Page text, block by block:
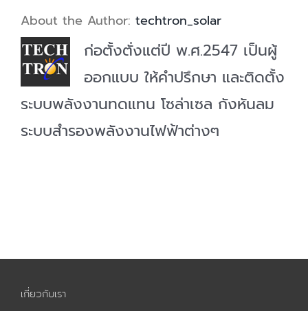
About the Author: techtron_solar
ก่อตั้งตั่งแต่ปี พ.ศ.2547 เป็นผู้
ออกแบบ ให้คำปรึกษา และติดตั้ง
ระบบพลังงานทดแทน โซล่าเซล กังหันลม
ระบบสำรองพลังงานไฟฟ้าต่างๆ
เกี่ยวกับเรา